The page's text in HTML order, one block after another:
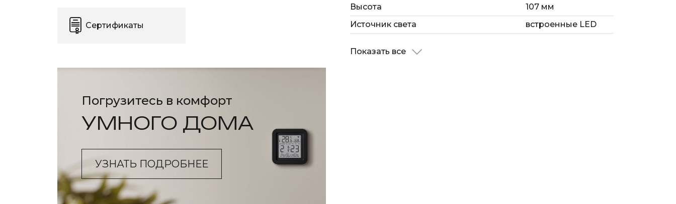
Сертификаты
Погрузитесь в комфорт
УМНОГО ДОМА
УЗНАТЬ ПОДРОБНЕЕ
Высота
107 мм
Источник света
встроенные LED
Показать все